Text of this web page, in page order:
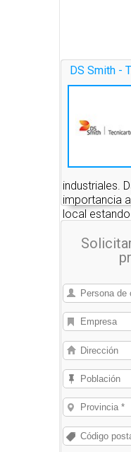
DS Smith -
industriales.
importancia
local